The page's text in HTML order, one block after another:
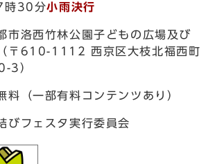
時30分小雨決行
市洛西竹林公園子どもの広場及び
〒610-1112 西京区大枝北福西町
3）
料（一部有料コンテンツあり）
びフェスタ実行委員会